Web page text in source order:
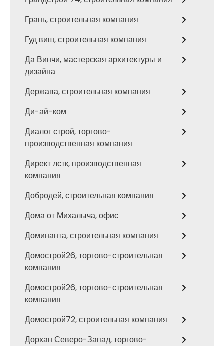
Грань, строительная компания
Гуд виш, строительная компания
Да Винчи, мастерская архитектуры и
дизайна
Держава, строительная компания
Ди-ай-ком
Диалог строй, торгово-
производственная компания
Директ лстк, производственная
компания
Добродей, строительная компания
Дома от Михалыча, офис
Доминанта, строительная компания
Домострой26, торгово-строительная
компания
Домострой26, торгово-строительная
компания
Домострой72, строительная компания
Дорхан Северо-Запад, торгово-